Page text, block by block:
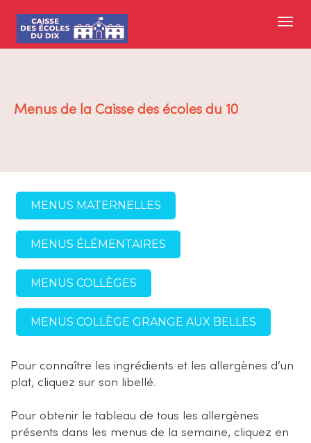
Menus de la Caisse des écoles du 10
MENUS MATERNELLES
MENUS ÉLÉMENTAIRES
MENUS COLLÈGES
MENUS COLLÈGE GRANGE AUX BELLES
Pour connaître les ingrédients et les allergènes d’un
plat, cliquez sur son libellé.
Pour obtenir le tableau de tous les allergènes
présents dans les menus de la semaine, cliquez en